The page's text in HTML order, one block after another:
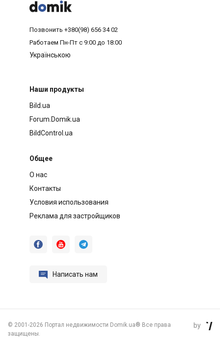



Позвонить +380(98) 656 34 02
Работаем Пн-Пт с 9:00 до 18:00
Українською
Наши продукты
Bild.ua
Forum.Domik.ua
BildControl.ua
Общее
О нас
Контакты
Условия использования
Реклама для застройщиков
  
 Написать нам
© 2001-2026 Портал недвижимости Domik.ua® Все права
защищены.
by 